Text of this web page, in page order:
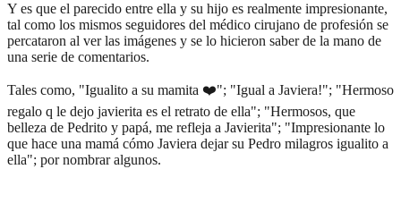
Y es que el parecido entre ella y su hijo es realmente impresionante,
tal como los mismos seguidores del médico cirujano de profesión se
percataron al ver las imágenes y se lo hicieron saber de la mano de
una serie de comentarios.
Tales como, "Igualito a su mamita ❤️"; "Igual a Javiera!"; "Hermoso
regalo q le dejo javierita es el retrato de ella"; "Hermosos, que
belleza de Pedrito y papá, me refleja a Javierita"; "Impresionante lo
que hace una mamá cómo Javiera dejar su Pedro milagros igualito a
ella"; por nombrar algunos.